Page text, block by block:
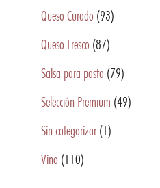
Queso Curado (93)
Queso Fresco (87)
Salsa para pasta (79)
Selección Premium (49)
Sin categorizar (1)
Vino (110)